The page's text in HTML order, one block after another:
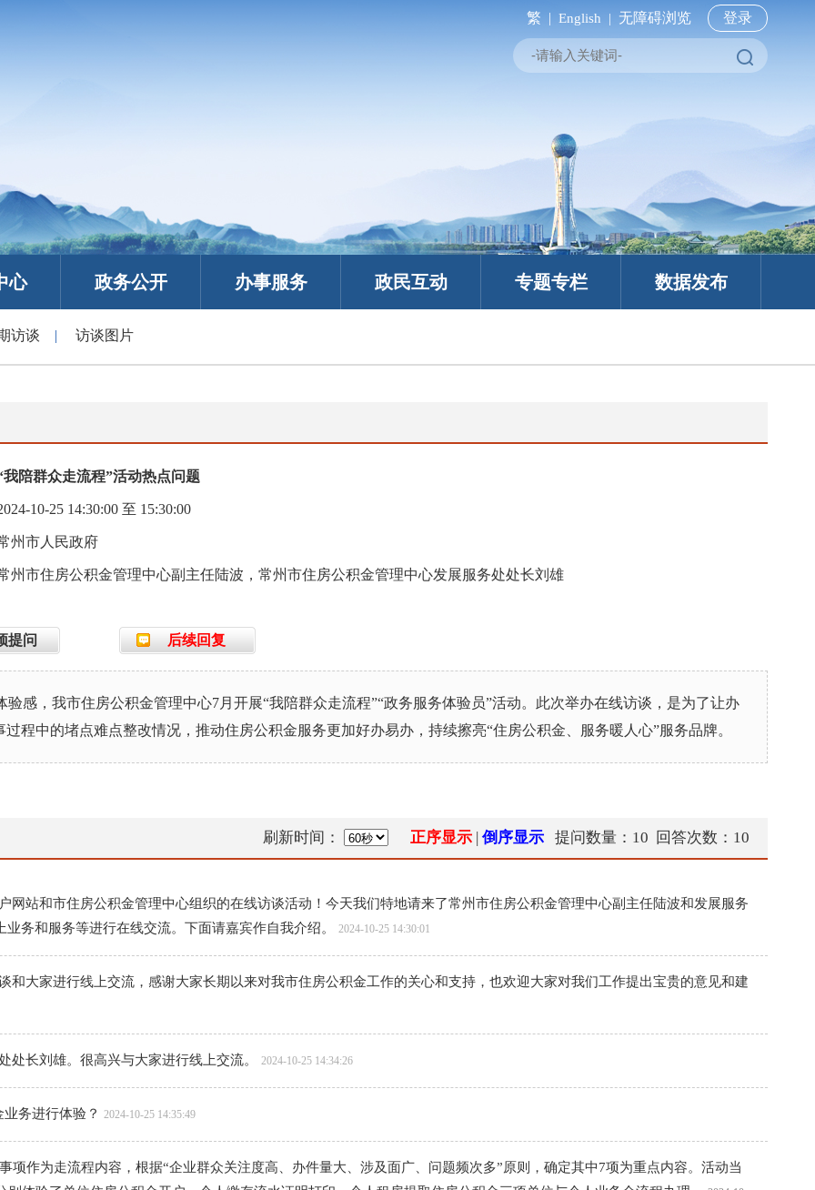
繁 | English | 无障碍浏览 登录
心 政务公开 办事服务 政民互动 专题专栏 数据发布
访谈 | 访谈图片
陪群众走流程”活动热点问题
10-25 14:30:00 至 15:30:00
州市人民政府
州市住房公积金管理中心副主任陆波，常州市住房公积金管理中心发展服务处处长刘雄
提问 后续回复
感，我市住房公积金管理中心7月开展“我陪群众走流程”“政务服务体验员”活动。此次举办在线访谈，是为了让办
程中的堵点难点整改情况，推动住房公积金服务更加好办易办，持续擦亮“住房公积金、服务暖人心”服务品牌。
刷新时间： 正序显示 | 倒序显示 提问数量：10 回答次数：10